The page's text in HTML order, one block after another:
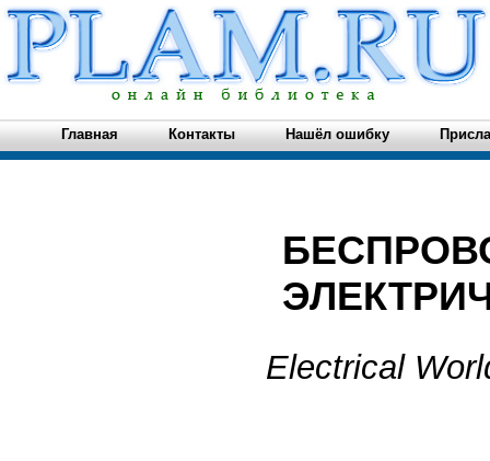
Главная Контакты Нашёл ошибку
Electrical